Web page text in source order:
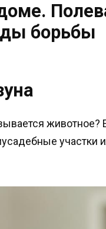
борьбы
животное?
участки